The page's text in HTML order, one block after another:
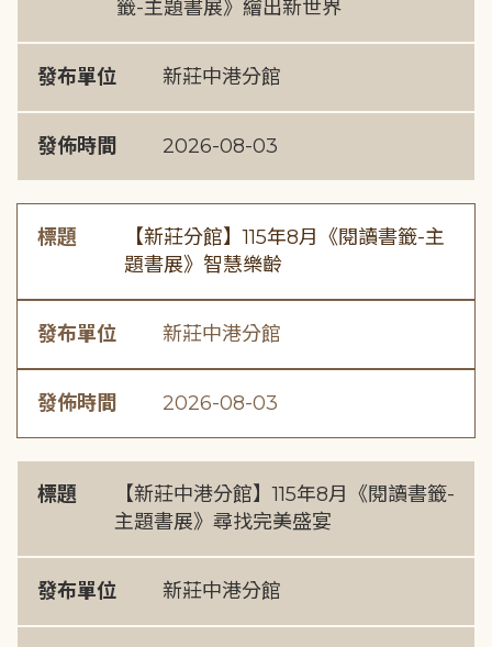
籤-主題書展》繪出新世界
發布單位 新莊中港分館
發佈時間 2026-08-03
標題
【新莊分館】115年8月《閱讀書籤-主
題書展》智慧樂齡
發布單位 新莊中港分館
發佈時間 2026-08-03
標題
【新莊中港分館】115年8月《閱讀書籤-
主題書展》尋找完美盛宴
發布單位 新莊中港分館